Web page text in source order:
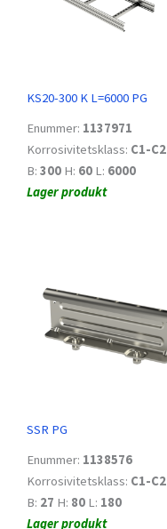
KS20-300 K L=6000 PG
Enummer: 1137971
Korrosivitetsklass: C1-C2
B: 300 H: 60 L: 6000
Lager produkt
SSR PG
Enummer: 1138576
Korrosivitetsklass: C1-C2
B: 27 H: 80 L: 180
Lager produkt